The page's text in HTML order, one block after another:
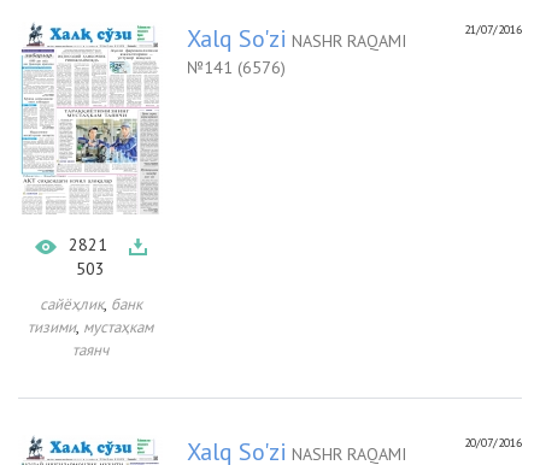
2821
503
сайёҳлик, банк
тизими, мустаҳкам
таянч
21/07/2016
Xalq So'zi NASHR RAQAMI
№141 (6576)
20/07/2016
Xalq So'zi NASHR RAQAMI